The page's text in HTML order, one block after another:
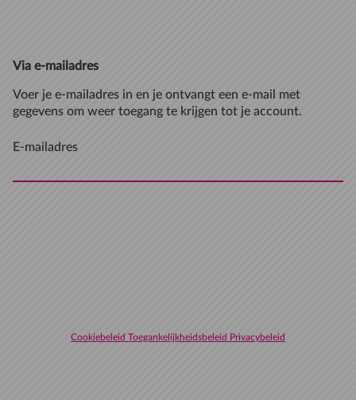
Via e-mailadres
Voer je e-mailadres in en je ontvangt een e-mail met
gegevens om weer toegang te krijgen tot je account.
E-mailadres
Cookiebeleid Toegankelijkheidsbeleid Privacybeleid